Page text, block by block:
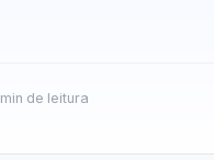
min de leitura